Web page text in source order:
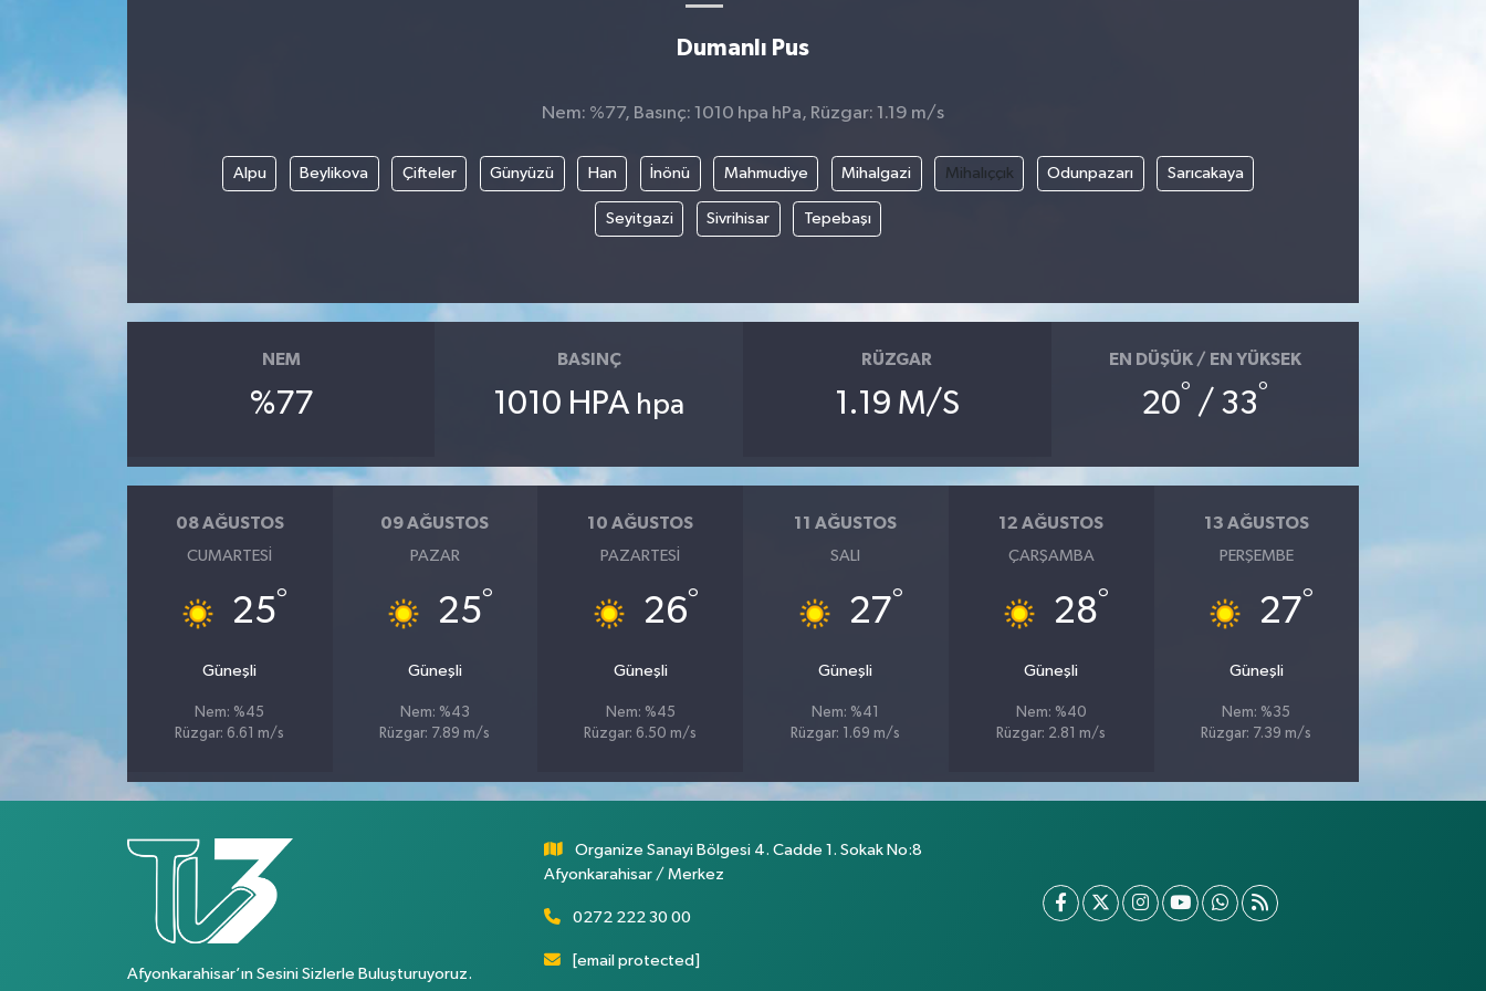
Dumanlı Pus
Nem: %77, Basınç: 1010 hpa hPa, Rüzgar: 1.19 m/s
Alpu Beylikova Çifteler Günyüzü Han İnönü Mahmudiye Mihalgazi Mihalıççık Odunpazarı Sarıcakaya
Seyitgazi Sivrihisar Tepebaşı
NEM
%77
BASINÇ
1010 HPA hpa
RÜZGAR
1.19 M/S
EN DÜŞÜK / EN YÜKSEK
20° / 33°
08 AĞUSTOS
CUMARTESI
25°
Güneşli
Nem: %45
Rüzgar: 6.61 m/s
09 AĞUSTOS
PAZAR
25°
Güneşli
Nem: %43
Rüzgar: 7.89 m/s
10 AĞUSTOS
PAZARTESI
26°
Güneşli
Nem: %45
Rüzgar: 6.50 m/s
11 AĞUSTOS
SALI
27°
Güneşli
Nem: %41
Rüzgar: 1.69 m/s
12 AĞUSTOS
ÇARŞAMBA
28°
Güneşli
Nem: %40
Rüzgar: 2.81 m/s
13 AĞUSTOS
PERŞEMBE
27°
Güneşli
Nem: %35
Rüzgar: 7.39 m/s
Afyonkarahisar’ın Sesini Sizlerle Buluşturuyoruz.
Organize Sanayi Bölgesi 4. Cadde 1. Sokak No:8
Afyonkarahisar / Merkez
0272 222 30 00
[email protected]